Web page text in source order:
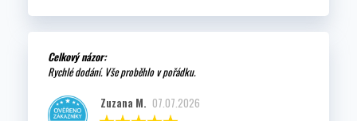
Celkový názor:
Rychlé dodání. Vše proběhlo v pořádku.
Zuzana M. 07.07.2026